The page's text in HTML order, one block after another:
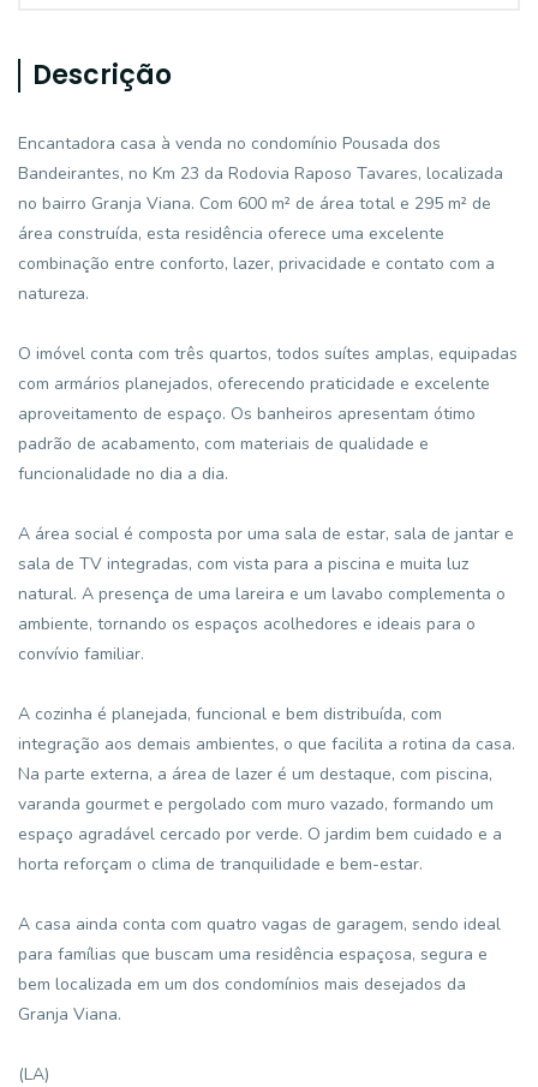
Descrição
Encantadora casa à venda no condomínio Pousada dos
Bandeirantes, no Km 23 da Rodovia Raposo Tavares, localizada
no bairro Granja Viana. Com 600 m² de área total e 295 m² de
área construída, esta residência oferece uma excelente
combinação entre conforto, lazer, privacidade e contato com a
natureza.
O imóvel conta com três quartos, todos suítes amplas, equipadas
com armários planejados, oferecendo praticidade e excelente
aproveitamento de espaço. Os banheiros apresentam ótimo
padrão de acabamento, com materiais de qualidade e
funcionalidade no dia a dia.
A área social é composta por uma sala de estar, sala de jantar e
sala de TV integradas, com vista para a piscina e muita luz
natural. A presença de uma lareira e um lavabo complementa o
ambiente, tornando os espaços acolhedores e ideais para o
convívio familiar.
A cozinha é planejada, funcional e bem distribuída, com
integração aos demais ambientes, o que facilita a rotina da casa.
Na parte externa, a área de lazer é um destaque, com piscina,
varanda gourmet e pergolado com muro vazado, formando um
espaço agradável cercado por verde. O jardim bem cuidado e a
horta reforçam o clima de tranquilidade e bem-estar.
A casa ainda conta com quatro vagas de garagem, sendo ideal
para famílias que buscam uma residência espaçosa, segura e
bem localizada em um dos condomínios mais desejados da
Granja Viana.
(LA)